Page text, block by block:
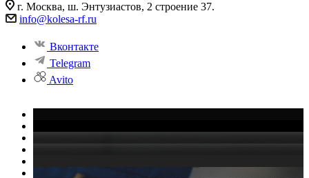
г. Москва, ш. Энтузиастов, 2 строение 37.
info@kolesa-rf.ru
Вконтакте
Telegram
Avito